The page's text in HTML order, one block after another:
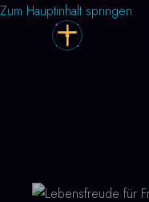
Zum Hauptinhalt springen